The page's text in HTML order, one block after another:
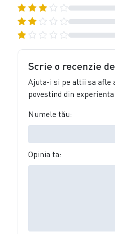
Scrie o recenzie
Ajuta-i si pe altii sa afle
povestind din
Numele tău:
Opinia ta: